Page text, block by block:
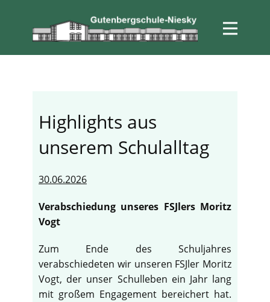
Highlights aus
unserem Schulalltag
30.06.2026
Verabschiedung unseres FSJlers Moritz
Vogt
Zum Ende des Schuljahres
verabschiedeten wir unseren FSJler Moritz
Vogt, der unser Schulleben ein Jahr lang
mit großem Engagement bereichert hat.